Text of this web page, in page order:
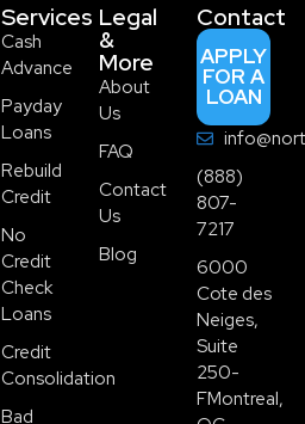
Services
Cash
Advance
Payday
Loans
Rebuild
Credit
No
Credit
Check
Loans
Credit
Consolidation
Bad
Legal
&
More
About
Us
FAQ
Contact
Us
Blog
Contact
APPLY
FOR A
LOAN
(888)
807-
7217
6000
Cote des
Neiges,
Suite
250-
FMontreal,